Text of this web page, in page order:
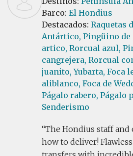
Barco: El Hondius
Destacados: Raquetas
Antártico, Pingüino de
artico, Rorcual azul,
cangrejera, Rorcual
juanito, Yubarta, Foca
aliblanco, Foca de
Págalo rabero, Págalo
Senderismo
The Hondius staff
how to deliver!